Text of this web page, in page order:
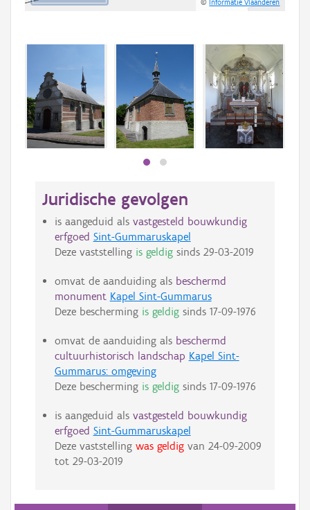
©Informatie Vlaanderen
Juridische gevolgen
is aangeduid als vastgesteld bouwkundig
erfgoed Sint-Gummaruskapel
Deze vaststelling is geldigsinds 29-03-2019
omvat de aanduiding als beschermd
monument Kapel Sint-Gummarus
Deze bescherming is geldigsinds 17-09-1976
omvat de aanduiding als beschermd
cultuurhistorisch landschap Kapel Sint-
Gummarus: omgeving
Deze bescherming is geldigsinds 17-09-1976
is aangeduid als vastgesteld bouwkundig
erfgoed Sint-Gummaruskapel
Deze vaststelling was geldigvan 24-09-2009
tot 29-03-2019